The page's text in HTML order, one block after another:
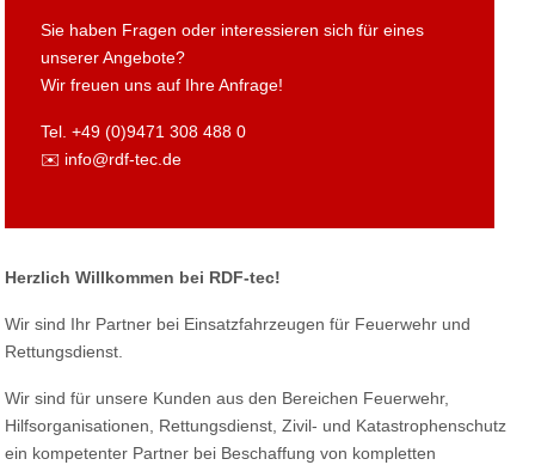
Sie haben Fragen oder interessieren sich für eines
unserer Angebote?
Wir freuen uns auf Ihre Anfrage!
Tel. +49 (0)9471 308 488 0
✉️ info@rdf-tec.de
Herzlich Willkommen bei RDF-tec!
Wir sind Ihr Partner bei Einsatzfahrzeugen für Feuerwehr und
Rettungsdienst.
Wir sind für unsere Kunden aus den Bereichen Feuerwehr,
Hilfsorganisationen, Rettungsdienst, Zivil- und Katastrophenschutz
ein kompetenter Partner bei Beschaffung von kompletten